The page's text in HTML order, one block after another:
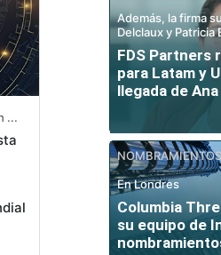
...
Además, la firma
Delclaux y Patricia
FDS Partners
para Latam y
llegada de
NOMBRAMIENTOS
En Londres
Columbia
su equipo de